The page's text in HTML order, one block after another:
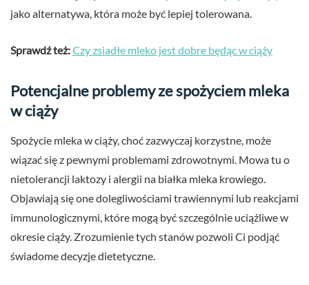
jako alternatywa, która może być lepiej tolerowana.
Sprawdź też:Czy zsiadłe mleko jest dobre będąc w ciąży
Potencjalne problemy ze spożyciem mleka
w ciąży
Spożycie mleka w ciąży, choć zazwyczaj korzystne, może
wiązać się z pewnymi problemami zdrowotnymi. Mowa tu o
nietolerancji laktozy i alergii na białka mleka krowiego.
Objawiają się one dolegliwościami trawiennymi lub reakcjami
immunologicznymi, które mogą być szczególnie uciążliwe w
okresie ciąży. Zrozumienie tych stanów pozwoli Ci podjąć
świadome decyzje dietetyczne.